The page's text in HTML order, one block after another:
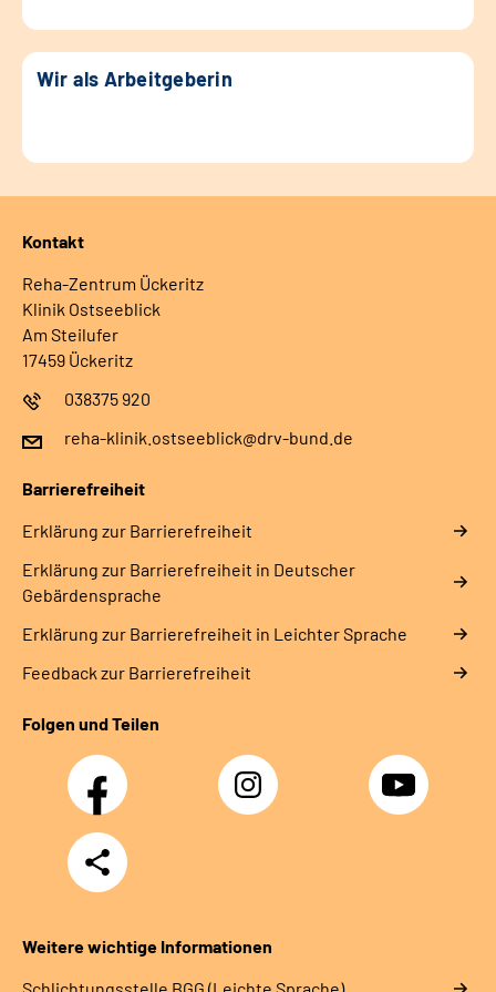
Wir als Arbeitgeberin
Kontakt
Reha-Zentrum Ückeritz
Klinik Ostseeblick
Am Steilufer
17459 Ückeritz
038375 920
reha-klinik.ostseeblick@drv-bund.de
Barrierefreiheit
Erklärung zur Barrierefreiheit
Erklärung zur Barrierefreiheit in Deutscher
Gebärdensprache
Erklärung zur Barrierefreiheit in Leichter Sprache
Feedback zur Barrierefreiheit
Folgen und Teilen
Facebook Instagram YouTube
Teilen
Weitere wichtige Informationen